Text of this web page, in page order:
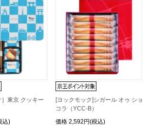
］東京 クッキー
込)
[ヨックモック]シガール オゥ ショ
コラ（YCC-B）
価格 2,592円(税込)